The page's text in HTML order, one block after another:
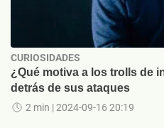
CURIOSIDADES
¿Qué motiva a los trolls de
detrás de sus ataques
2 min | 2024-09-16 20:19